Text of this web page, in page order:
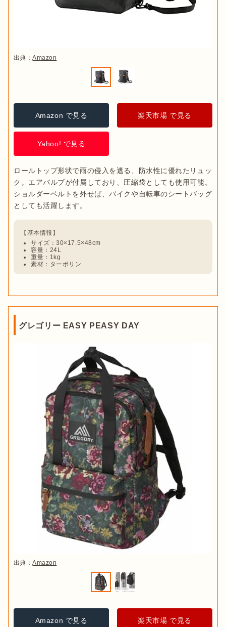
出典：Amazon
Amazon で見る 楽天市場 で見る
Yahoo! で見る
ロールトップ形状で雨の侵入を遮る、防水性に優れたリュッ
ク。エアバルブが付属しており、圧縮袋としても使用可能。
ショルダーベルトを外せば、バイクや自転車のシートバッグ
サイズ：‎30×17.5×48cm
容量：24L
重量：1kg
素材：ターポリン
グレゴリー EASY PEASY DAY
出典：Amazon
Amazon で見る 楽天市場 で見る